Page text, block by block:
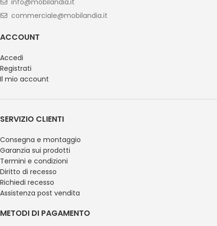
commerciale@mobilandia.it
ACCOUNT
Accedi
Registrati
Il mio account
SERVIZIO CLIENTI
Consegna e montaggio
Garanzia sui prodotti
Termini e condizioni
Diritto di recesso
Richiedi recesso
Assistenza post vendita
METODI DI PAGAMENTO